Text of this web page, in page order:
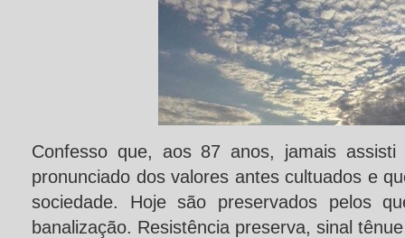
Confesso que, aos 87 anos, jamais
pronunciado dos valores antes cultuados e
sociedade. Hoje são preservados pelos
banalização. Resistência preserva, sinal